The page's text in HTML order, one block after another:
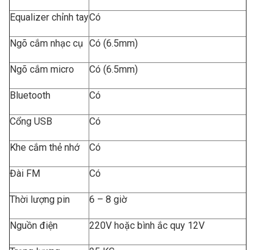
Equalizer chỉnh tayCó
Ngõ cắm nhạc cụ Có (6.5mm)
Ngõ cắm micro Có (6.5mm)
Bluetooth Có
Cổng USB Có
Khe cắm thẻ nhớ Có
Đài FM Có
Thời lượng pin 6 – 8 giờ
Nguồn điện 220V hoặc bình ắc quy 12V